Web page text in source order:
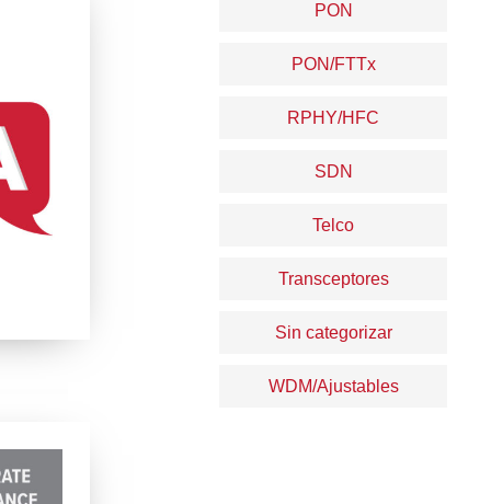
PON
PON/FTTx
RPHY/HFC
SDN
Telco
Transceptores
Sin categorizar
WDM/Ajustables